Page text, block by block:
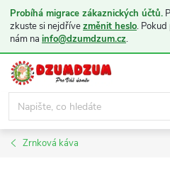
Probíhá migrace zákaznických účtů.
zkuste si nejdřívezměnit heslo.
nám na info@dzumdzum.cz.
Přejít
obsah
Zrnková káva